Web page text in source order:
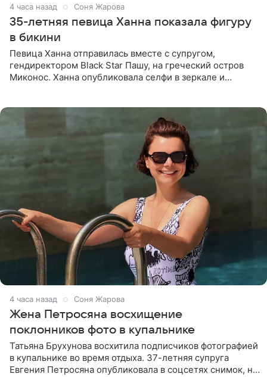
4 часа назад Соня Жарова
35-летняя певица Ханна показала фигуру
в бикини
Певица Ханна отправилась вместе с супругом,
гендиректором Black Star Пашу, на греческий остров
Миконос. Ханна опубликовала селфи в зеркале и
4 часа назад Соня Жарова
Жена Петросяна восхищение
поклонников фото в купальнике
Татьяна Брухунова восхитила подписчиков фотографией
в купальнике во время отдыха. 37-летняя супруга
Евгения Петросяна опубликовала в соцсетях снимок, на